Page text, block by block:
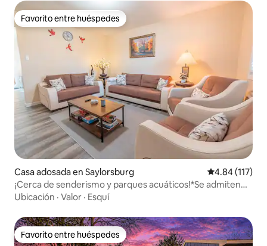
Favorito entre huéspedes
Favorito entre huéspedes
Casa adosada en Saylorsburg Calificación
4.84 (117)
¡Cerca de senderismo y parques acuáticos!*Se admiten
perros*Wifi*Chimenea
Ubicación · Valor · Esquí
Favorito entre huéspedes
Favorito entre huéspedes